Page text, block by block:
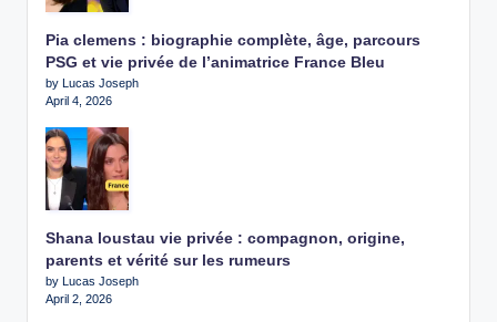
Pia clemens : biographie complète, âge, parcours
PSG et vie privée de l’animatrice France Bleu
by Lucas Joseph
April 4, 2026
Shana loustau vie privée : compagnon, origine,
parents et vérité sur les rumeurs
by Lucas Joseph
April 2, 2026